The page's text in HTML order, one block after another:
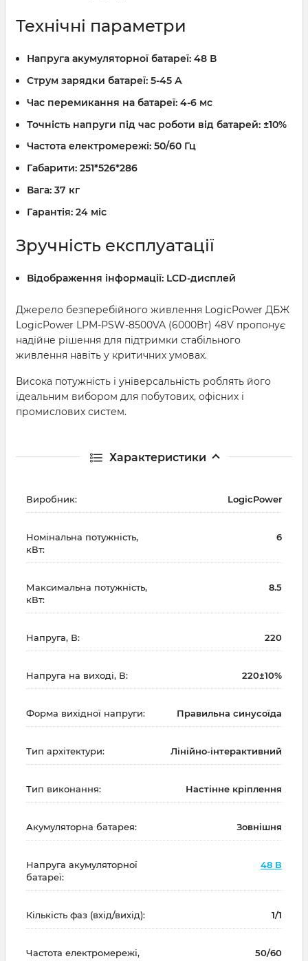
Технічні параметри
Напруга акумуляторної батареї: 48 В
Струм зарядки батареї: 5-45 А
Час перемикання на батареї: 4-6 мс
Точність напруги під час роботи від батарей: ±10%
Частота електромережі: 50/60 Гц
Габарити: 251*526*286
Вага: 37 кг
Гарантія: 24 міс
Зручність експлуатації
Відображення інформації: LCD-дисплей
Джерело безперебійного живлення LogicPower ДБЖ
LogicPower LPM-PSW-8500VA (6000Вт) 48V пропонує
надійне рішення для підтримки стабільного
живлення навіть у критичних умовах.
Висока потужність і універсальність роблять його
ідеальним вибором для побутових, офісних і
промислових систем.
Характеристики
Виробник: LogicPower
Номінальна потужність,
кВт:
6
Максимальна потужність,
кВт:
8.5
Напруга, В: 220
Напруга на виході, В: 220±10%
Форма вихідної напруги: Правильна синусоїда
Тип архітектури: Лінійно-інтерактивний
Тип виконання: Настінне кріплення
Акумуляторна батарея: Зовнішня
Напруга акумуляторної
батареї:
48 В
Кількість фаз (вхід/вихід): 1/1
Частота електромережі,
50/60